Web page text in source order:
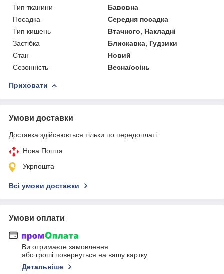
Тип тканини
Бавовна
Посадка
Середня посадка
Тип кишень
Втачного, Накладні
Застібка
Блискавка, Гудзики
Стан
Новий
Сезонність
Весна/осінь
Приховати
Умови доставки
Доставка здійснюється тільки по передоплаті.
Нова Пошта
Укрпошта
Всі умови доставки
Умови оплати
Ви отримаєте замовлення
або гроші повернуться на вашу картку
Детальніше